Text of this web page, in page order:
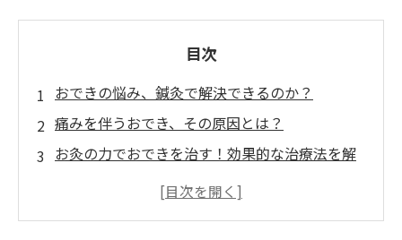
目次
おできの悩み、鍼灸で解決できるのか？
痛みを伴うおでき、その原因とは？
お灸の力でおできを治す！効果的な治療法を解